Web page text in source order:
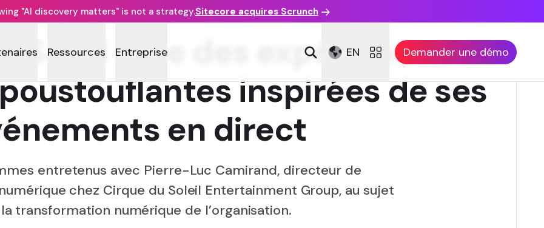
"AI discovery matters" is not a strategy.Sitecore acquires Scrunch
Ressources Entreprise EN Demander une démo
Soleil crée des expériences
inspirées de ses
en direct
entretenus avec Pierre-Luc Camirand, directeur de
chez Cirque du Soleil Entertainment Group, au sujet
transformation numérique de l’organisation.